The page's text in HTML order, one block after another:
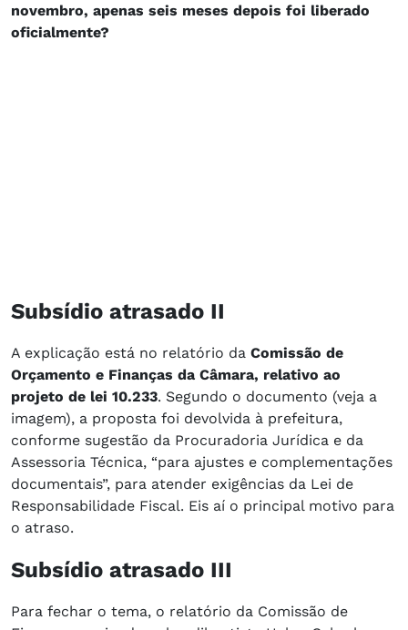
novembro, apenas seis meses depois foi liberado
oficialmente?
Subsídio atrasado II
A explicação está no relatório da Comissão de
Orçamento e Finanças da Câmara, relativo ao
projeto de lei 10.233. Segundo o documento (veja a
imagem), a proposta foi devolvida à prefeitura,
conforme sugestão da Procuradoria Jurídica e da
Assessoria Técnica, “para ajustes e complementações
documentais”, para atender exigências da Lei de
Responsabilidade Fiscal. Eis aí o principal motivo para
o atraso.
Subsídio atrasado III
Para fechar o tema, o relatório da Comissão de